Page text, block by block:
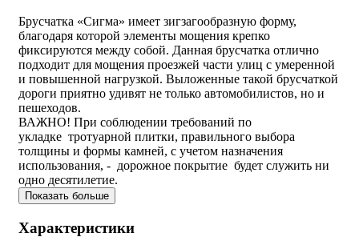
Брусчатка «Сигма» имеет зигзагообразную форму,
благодаря которой элементы мощения крепко
фиксируются между собой. Данная брусчатка отлично
подходит для мощения проезжей части улиц с умеренной
и повышенной нагрузкой. Выложенные такой брусчаткой
дороги приятно удивят не только автомобилистов, но и
пешеходов.
ВАЖНО! При соблюдении требований по
укладке тротуарной плитки, правильного выбора
толщины и формы камней, с учетом назначения
использования, - дорожное покрытие будет служить ни
одно десятилетие.
Показать больше
Характеристики